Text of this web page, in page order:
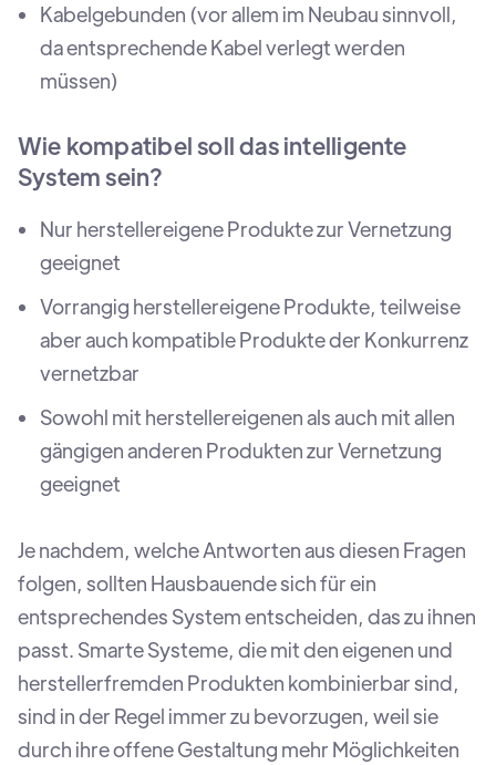
Kabelgebunden (vor allem im Neubau sinnvoll,
da entsprechende Kabel verlegt werden
müssen)
Wie kompatibel soll das intelligente
System sein?
Nur herstellereigene Produkte zur Vernetzung
geeignet
Vorrangig herstellereigene Produkte, teilweise
aber auch kompatible Produkte der Konkurrenz
vernetzbar
Sowohl mit herstellereigenen als auch mit allen
gängigen anderen Produkten zur Vernetzung
geeignet
Je nachdem, welche Antworten aus diesen Fragen
folgen, sollten Hausbauende sich für ein
entsprechendes System entscheiden, das zu ihnen
passt. Smarte Systeme, die mit den eigenen und
herstellerfremden Produkten kombinierbar sind,
sind in der Regel immer zu bevorzugen, weil sie
durch ihre offene Gestaltung mehr Möglichkeiten